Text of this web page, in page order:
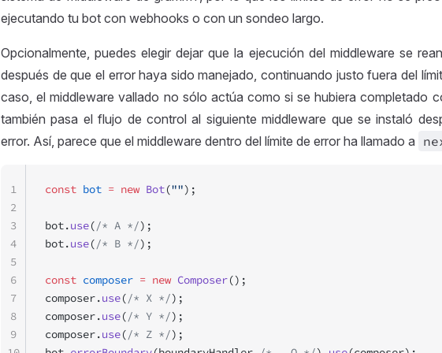
ejecutando tu bot con webhooks o con un sondeo largo.
Opcionalmente, puedes elegir dejar que la ejecución del middleware se
después de que el error haya sido manejado, continuando justo fuera del
caso, el middleware vallado no sólo actúa como si se hubiera completado
también pasa el flujo de control al siguiente middleware que se instaló
error. Así, parece que el middleware dentro del límite de error ha llamado a
const bot = new Bot("");
bot.use(/* A */);
bot.use(/* B */);
const composer = new Composer();
composer.use(/* X */);
composer.use(/* Y */);
composer.use(/* Z */);
1
2
3
4
5
6
7
8
9